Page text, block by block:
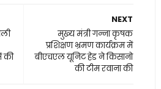
NEXT
मुख्य मंत्री गन्ना कृषक
प्रशिक्षण भ्रमण कार्यक्रम में
बीएचएल यूनिट हेड ने किसानो
की टीम रवाना की
की